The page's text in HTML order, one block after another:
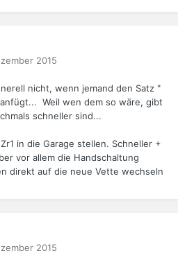
2015
nicht, wenn jemand den Satz "
Weil wen dem so wäre, gibt
schneller sind...
in die Garage stellen. Schneller +
vor allem die Handschaltung
direkt auf die neue Vette wechseln
2015